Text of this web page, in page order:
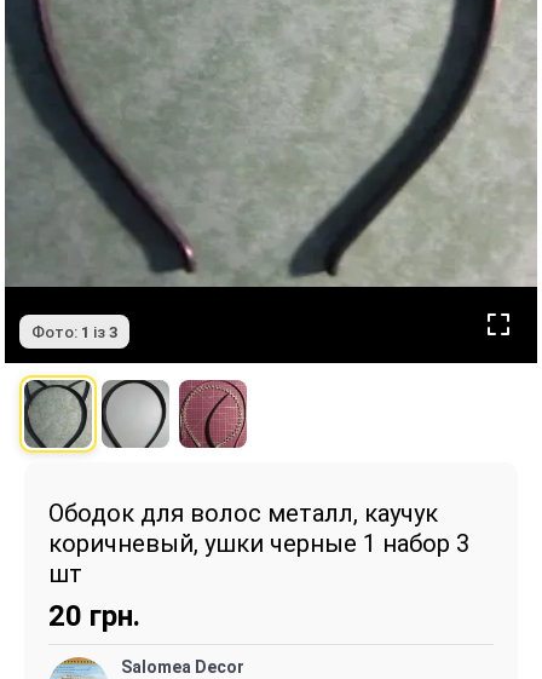
Фото: 1 із 3
Ободок для волос металл, каучук
коричневый, ушки черные 1 набор 3
шт
20 грн.
Salomea Decor